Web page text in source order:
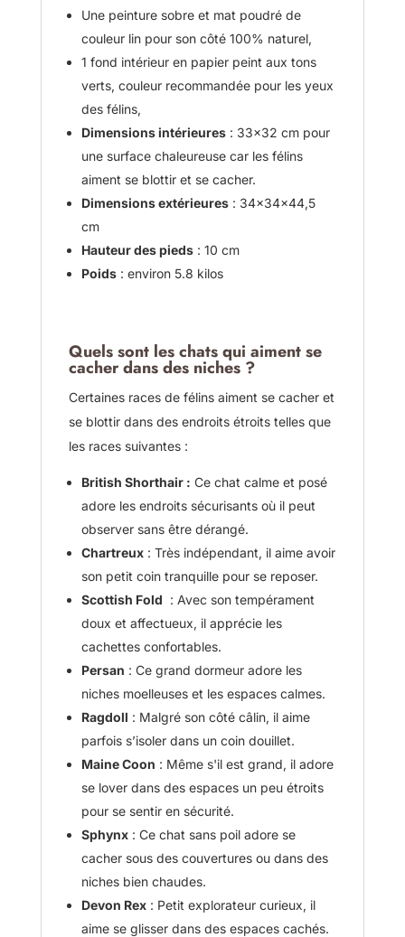
Une peinture sobre et mat poudré de
couleur lin pour son côté 100% naturel,
1 fond intérieur en papier peint aux tons
verts, couleur recommandée pour les yeux
des félins,
Dimensions intérieures: 33x32 cm pour
une surface chaleureuse car les félins
aiment se blottir et se cacher.
Dimensions extérieures: 34x34x44,5
cm
Hauteur des pieds: 10 cm
Poids: environ 5.8 kilos
Quels sont les chats qui aiment se
cacher dans des niches ?
Certaines races de félins aiment se cacher et
se blottir dans des endroits étroits telles que
les races suivantes :
British Shorthair : Ce chat calme et posé
adore les endroits sécurisants où il peut
observer sans être dérangé.
Chartreux: Très indépendant, il aime avoir
son petit coin tranquille pour se reposer.
Scottish Fold : Avec son tempérament
doux et affectueux, il apprécie les
cachettes confortables.
Persan : Ce grand dormeur adore les
niches moelleuses et les espaces calmes.
Ragdoll : Malgré son côté câlin, il aime
parfois s’isoler dans un coin douillet.
Maine Coon : Même s'il est grand, il adore
se lover dans des espaces un peu étroits
pour se sentir en sécurité.
Sphynx: Ce chat sans poil adore se
cacher sous des couvertures ou dans des
niches bien chaudes.
Devon Rex: Petit explorateur curieux, il
aime se glisser dans des espaces cachés.